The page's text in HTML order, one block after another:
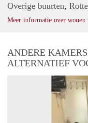
Overige buurten,
Meer informatie over wonen
ANDERE
ALTERNATIEF